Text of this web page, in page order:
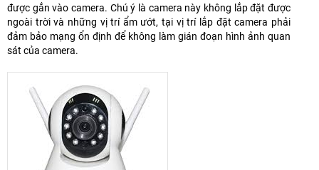
được gắn vào camera. Chú ý là camera này không lắp đặt được
ngoài trời và những vị trí ẩm ướt, tại vị trí lắp đặt camera phải
đảm bảo mạng ổn định để không làm gián đoạn hình ảnh quan
sát của camera.